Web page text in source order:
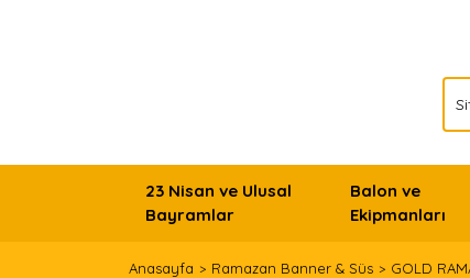
23 Nisan ve Ulusal
Bayramlar
Balon ve
Ekipmanları
Anasayfa Ramazan Banner & Süs GOLD